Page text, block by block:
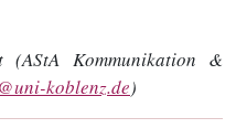
(AStA Kommunikation &
koblenz.de)